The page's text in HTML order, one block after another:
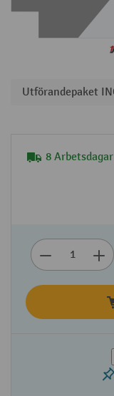
8 Arbetsdagar